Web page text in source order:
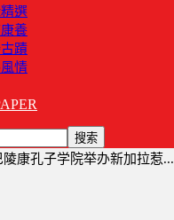
選
養
蹟
情
陵康孔子学院举办新加拉惹...